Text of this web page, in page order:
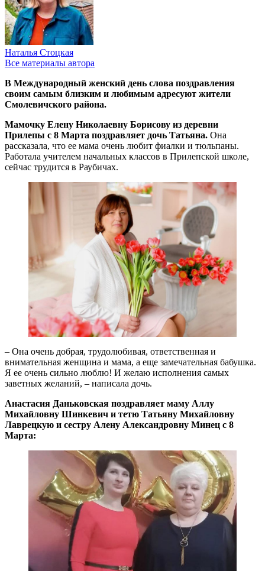
Наталья Стоцкая
Все материалы автора
В Международный женский день слова поздравления
своим самым близким и любимым адресуют жители
Смолевичского района.
Мамочку Елену Николаевну Борисову из деревни
Прилепы с 8 Марта поздравляет дочь Татьяна. Она
рассказала, что ее мама очень любит фиалки и тюльпаны.
Работала учителем начальных классов в Прилепской школе,
сейчас трудится в Раубичах.
– Она очень добрая, трудолюбивая, ответственная и
внимательная женщина и мама, а еще замечательная бабушка.
Я ее очень сильно люблю! И желаю исполнения самых
заветных желаний, – написала дочь.
Анастасия Даньковская поздравляет маму Аллу
Михайловну Шинкевич и тетю Татьяну Михайловну
Лаврецкую и сестру Алену Александровну Минец с 8
Марта: